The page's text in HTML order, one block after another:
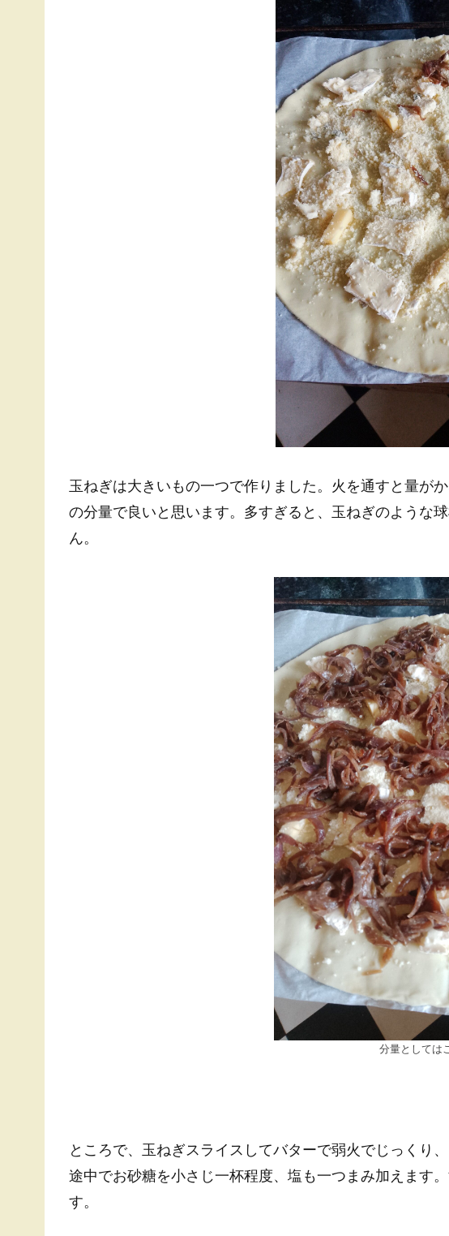
玉ねぎは大きいもの一つで作りました。火を通すと量が
の分量で良いと思います。多すぎると、玉ねぎのような
ん。
分量としては
ところで、玉ねぎスライスしてバターで弱火でじっくり
途中でお砂糖を小さじ一杯程度、塩も一つまみ加えます
す。